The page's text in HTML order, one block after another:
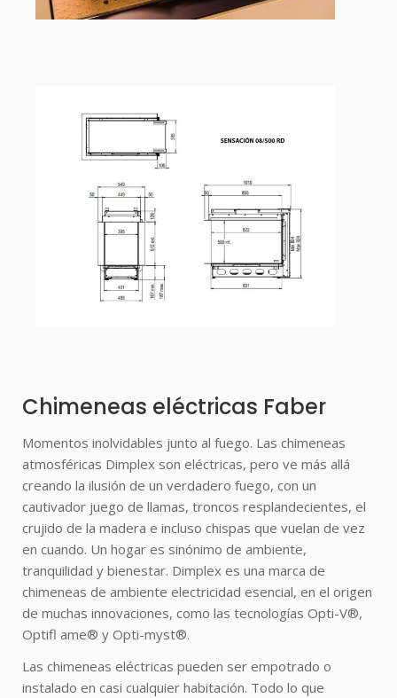
Chimeneas eléctricas Faber
Momentos inolvidables junto al fuego. Las chimeneas
atmosféricas Dimplex son eléctricas, pero ve más allá
creando la ilusión de un verdadero fuego, con un
cautivador juego de llamas, troncos resplandecientes, el
crujido de la madera e incluso chispas que vuelan de vez
en cuando. Un hogar es sinónimo de ambiente,
tranquilidad y bienestar. Dimplex es una marca de
chimeneas de ambiente electricidad esencial, en el origen
de muchas innovaciones, como las tecnologías Opti-V®,
Optifl ame® y Opti-myst®.
Las chimeneas eléctricas pueden ser empotrado o
instalado en casi cualquier habitación. Todo lo que